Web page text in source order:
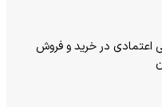
اعتمادی در خرید و فروش